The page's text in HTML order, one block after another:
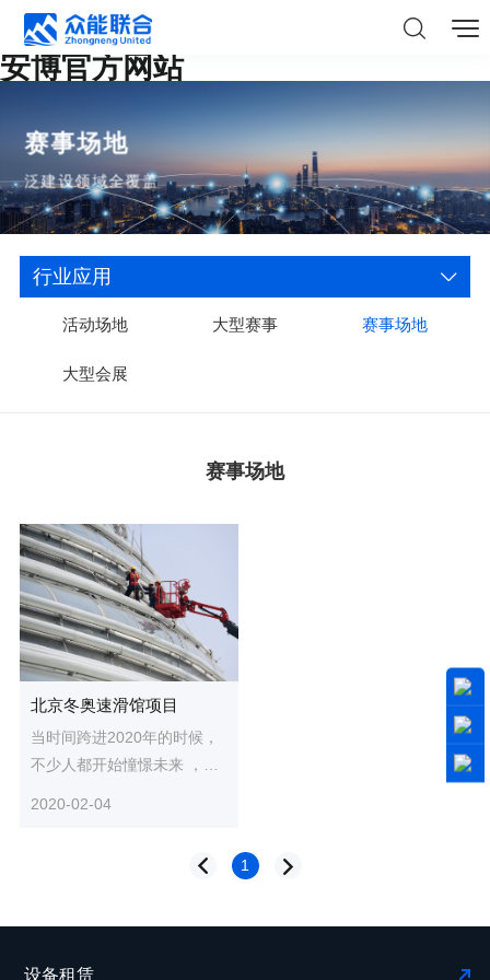
安博官方网站
赛事场地
泛建设领域全覆盖
行业应用
活动场地 大型赛事 赛事场地
大型会展
赛事场地
北京冬奥速滑馆项目
当时间跨进2020年的时候，
不少人都开始憧憬未来 ，但
2020-02-04
1
设备租赁